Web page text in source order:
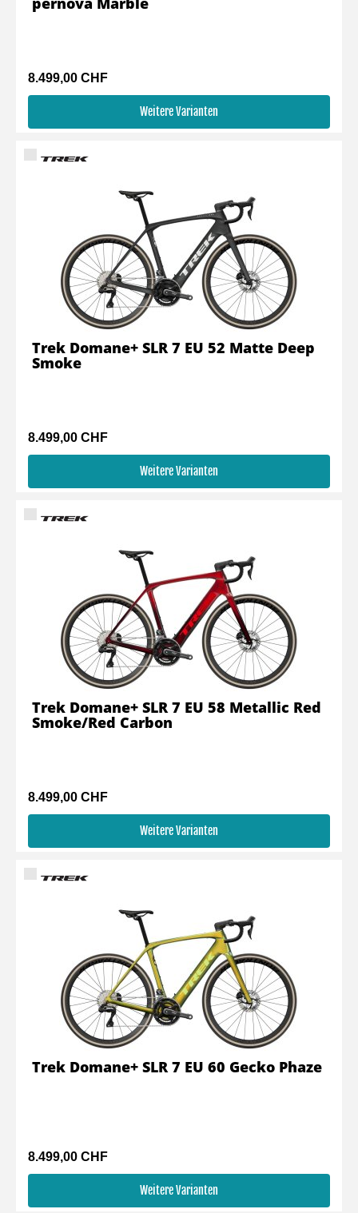
8.499,00 CHF
Weitere Varianten
8.499,00 CHF
Weitere Varianten
Trek Domane+ SLR 7 EU 52 Matte Deep
Smoke
8.499,00 CHF
Weitere Varianten
Trek Domane+ SLR 7 EU 58 Metallic Red
Smoke/Red Carbon
8.499,00 CHF
Weitere Varianten
Trek Domane+ SLR 7 EU 60 Gecko Phaze